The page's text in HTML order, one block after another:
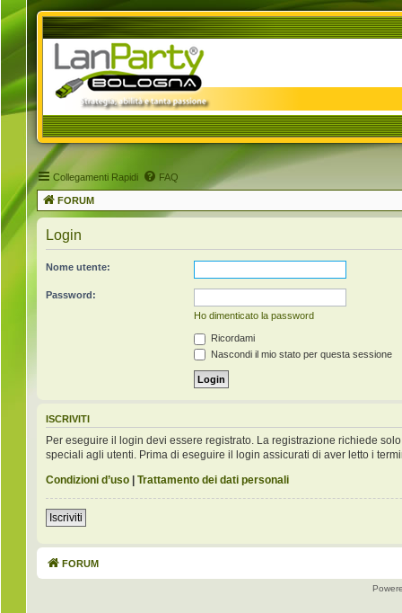
Collegamenti Rapidi FAQ
FORUM
Login
Nome utente:
Password:
Ho dimenticato la password
Ricordami
Nascondi il mio stato per questa sessione
ISCRIVITI
Per eseguire il login devi essere registrato. La registrazione richiede
speciali agli utenti. Prima di eseguire il login assicurati di aver letto i
Condizioni d’uso | Trattamento dei dati personali
Iscriviti
FORUM